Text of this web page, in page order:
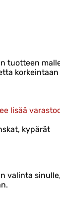
tuotteen
lisää
kypärät
valinta